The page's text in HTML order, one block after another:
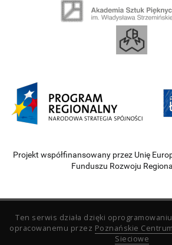
Projekt współfinansowany przez Unię
Funduszu Rozwoju
Ten serwis działa dzięki oprogramowaniu
opracowanemu przez Poznańskie
Sieciowe